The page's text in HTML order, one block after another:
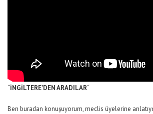
“İNGİLTERE’DEN ARADILAR“
Ben buradan konuşuyorum, meclis üyelerine